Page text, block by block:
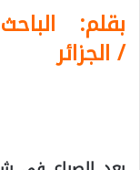
بقلم:
/ الجزائر